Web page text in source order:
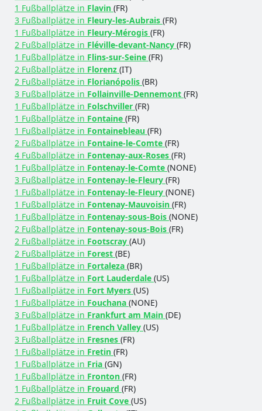
1 Fußballplätze in Flavin (FR)
3 Fußballplätze in Fleury-les-Aubrais (FR)
1 Fußballplätze in Fleury-Mérogis (FR)
2 Fußballplätze in Fléville-devant-Nancy (FR)
1 Fußballplätze in Flins-sur-Seine (FR)
2 Fußballplätze in Florenz (IT)
2 Fußballplätze in Florianópolis (BR)
3 Fußballplätze in Follainville-Dennemont (FR)
1 Fußballplätze in Folschviller (FR)
1 Fußballplätze in Fontaine (FR)
1 Fußballplätze in Fontainebleau (FR)
2 Fußballplätze in Fontaine-le-Comte (FR)
4 Fußballplätze in Fontenay-aux-Roses (FR)
1 Fußballplätze in Fontenay-le-Comte (NONE)
3 Fußballplätze in Fontenay-le-Fleury (FR)
1 Fußballplätze in Fontenay-le-Fleury (NONE)
1 Fußballplätze in Fontenay-Mauvoisin (FR)
1 Fußballplätze in Fontenay-sous-Bois (NONE)
2 Fußballplätze in Fontenay-sous-Bois (FR)
2 Fußballplätze in Footscray (AU)
2 Fußballplätze in Forest (BE)
1 Fußballplätze in Fortaleza (BR)
1 Fußballplätze in Fort Lauderdale (US)
1 Fußballplätze in Fort Myers (US)
1 Fußballplätze in Fouchana (NONE)
3 Fußballplätze in Frankfurt am Main (DE)
1 Fußballplätze in French Valley (US)
3 Fußballplätze in Fresnes (FR)
1 Fußballplätze in Fretin (FR)
1 Fußballplätze in Fria (GN)
1 Fußballplätze in Fronton (FR)
1 Fußballplätze in Frouard (FR)
2 Fußballplätze in Fruit Cove (US)